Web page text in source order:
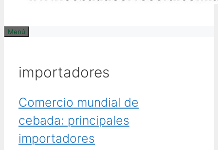
Menú
importadores
Comercio mundial de
cebada: principales
importadores